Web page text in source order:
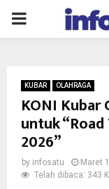
PRIMARY
KUBAR OLAHRAGA
KONI Kubar
untuk
2026”
by infosatu
Maret
Telah dibaca: 343